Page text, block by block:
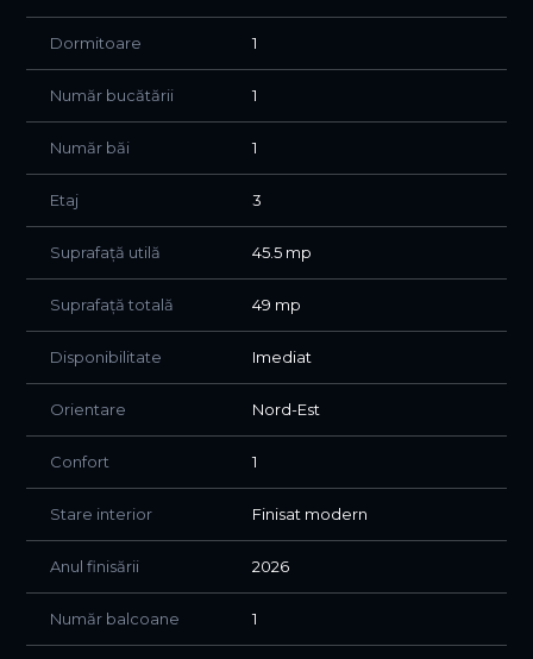
boiler electric pentru prepararea apei calde menajere.
acces rapid către toate zonele orașului, iar stația de
jos. De asemenea, Piața Obor, Veranda Mall și Kaufland
cumpărături, servicii și zone comerciale.
Pentru recreere și activități în aer liber, Parcul Obor și
Parcul Plumbuita se află în apropiere, oferind spații verzi
generoase pentru relaxare, sport și plimbări.
Zona beneficiază de acces facil către unități de
învățământ apreciate, precum Școala Gimnazială nr. 27,
și mai multe grădinițe de stat și private aflate în
Apartamentul este disponibil imediat și se adresează
chiriașilor care își doresc o locuință complet renovată,
modernă și foarte bine conectată la facilitățile urbane.
Dormitoare 1
Număr bucătării 1
Număr băi 1
Etaj 3
Suprafață utilă 45.5 mp
Suprafață totală 49 mp
Disponibilitate Imediat
Orientare Nord-Est
Confort 1
Stare interior Finisat modern
Anul finisării 2026
Număr balcoane 1